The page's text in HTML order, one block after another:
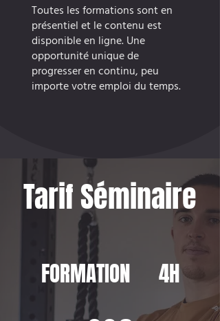
Toutes les formations sont en
présentiel et le contenu est
disponible en ligne. Une
opportunité unique de
progresser en continu, peu
importe votre emploi du temps.
Tarif Séminaire
FORMATION 4H